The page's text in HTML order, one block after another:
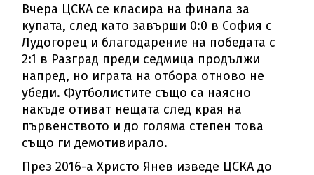
Вчера ЦСКА се класира на финала за
купата, след като завърши 0:0 в София с
Лудогорец и благодарение на победата с
2:1 в Разград преди седмица продължи
напред, но играта на отбора отново не
убеди. Футболистите също са наясно
накъде отиват нещата след края на
първенството и до голяма степен това
също ги демотивирало.
През 2016-а Христо Янев изведе ЦСКА до